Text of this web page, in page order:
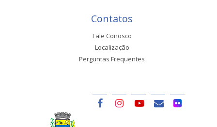
Contatos
Fale Conosco
Localização
Perguntas Frequentes